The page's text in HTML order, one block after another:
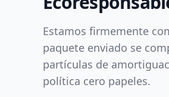
Estamos firmemente
paquete enviado se
partículas de
política cero papeles.